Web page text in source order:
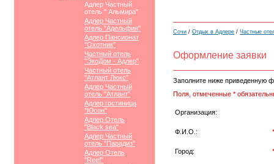
Адлер Частный
отель " Альмира"
Адлер Частный
отель "Адельфия"
Адлер Пансионат
"Охотник"
Частный отель
"ЭкоДом - Адлер"
Частный отель
"Атлант Люкс"
Адлер Частный
отель "Атлант"
Адлер гостиница
"Юсон"
Адлер Отель
"Black sea"
Адлер Частный
отель "Парадиз"
Адлер Отель
"Reef"
Сочи / Отдых в Адлере / Частные
Оформление заявки
Заполните ниже приведенную
Поля, отмеченные *
Организация:
Ф.И.О.: *
Город: *